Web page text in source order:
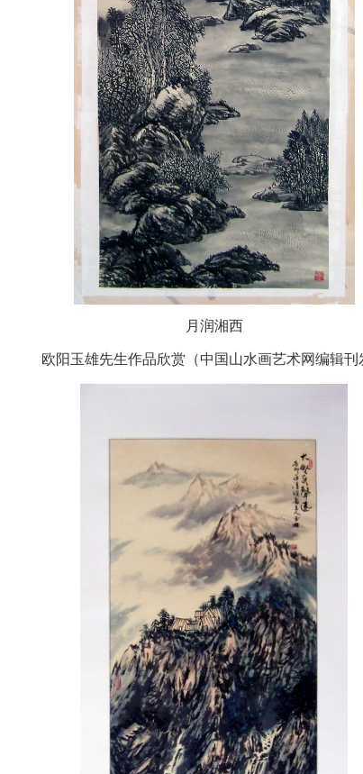
月润湘西
欧阳玉雄先生作品欣赏（中国山水画艺术网编辑刊